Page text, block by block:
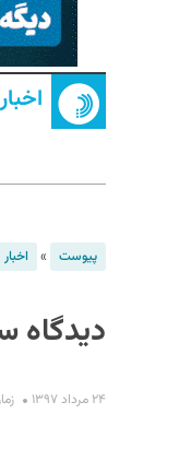
اخبار
پیوست » اخبار
دیدگاه
۲۴ مرداد ۱۳۹۷